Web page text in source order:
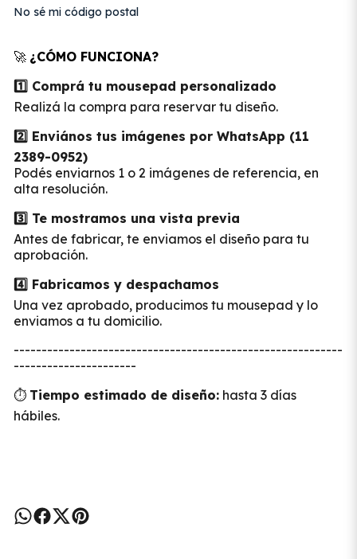
No sé mi código postal
🚀 ¿CÓMO FUNCIONA?
1️⃣ Comprá tu mousepad personalizado
Realizá la compra para reservar tu diseño.
2️⃣ Enviános tus imágenes por WhatsApp (11
2389-0952)
Podés enviarnos 1 o 2 imágenes de referencia, en
alta resolución.
3️⃣ Te mostramos una vista previa
Antes de fabricar, te enviamos el diseño para tu
aprobación.
4️⃣Fabricamos y despachamos
Una vez aprobado, producimos tu mousepad y lo
enviamos a tu domicilio.
-----------------------------------------------------------
----------------------
⏱️ Tiempo estimado de diseño:hasta 3 días
hábiles.